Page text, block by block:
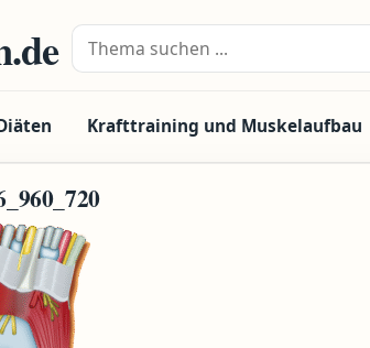
Suche nach:
Krafttraining und Muskelaufbau